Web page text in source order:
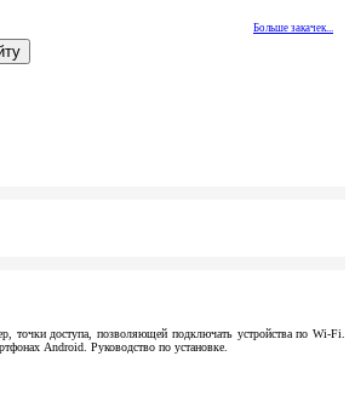
Больше закачек...
точки доступа, позволяющей подключать устройства по Wi-Fi.
Android. Руководство по установке.